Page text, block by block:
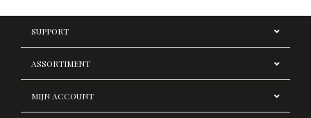
SUPPORT
ASSORTIMENT
MIJN ACCOUNT